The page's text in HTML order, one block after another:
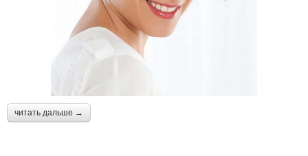
читать дальше →